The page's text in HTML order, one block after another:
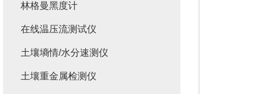
林格曼黑度计
在线温压流测试仪
土壤墒情/水分速测仪
土壤重金属检测仪